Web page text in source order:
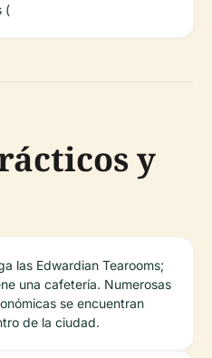
(
y
las Edwardian Tearooms;
una cafetería. Numerosas
se encuentran
de la ciudad.